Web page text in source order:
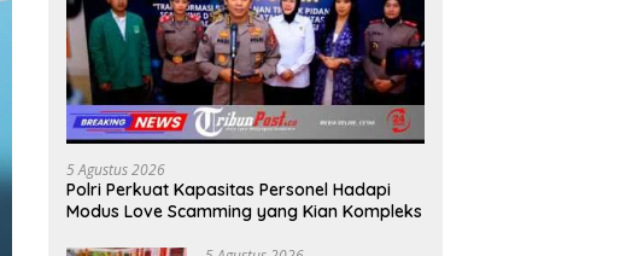
5 Agustus 2026
Polri Perkuat Kapasitas Personel Hadapi
Modus Love Scamming yang Kian Kompleks